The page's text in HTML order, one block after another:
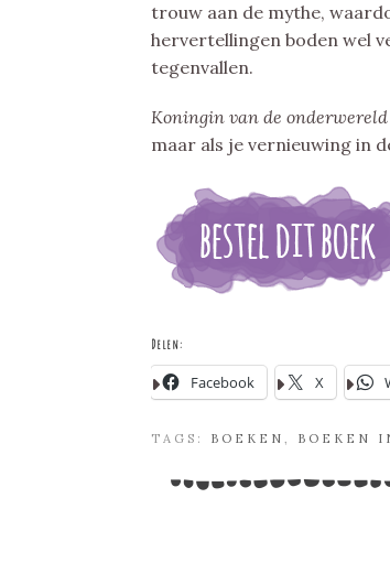
trouw aan de mythe,
hervertellingen boden wel
tegenvallen.
Koningin van de onderwereld
maar als je vernieuwing in
Delen:
Facebook X
TAGS: BOEKEN , BOEKEN